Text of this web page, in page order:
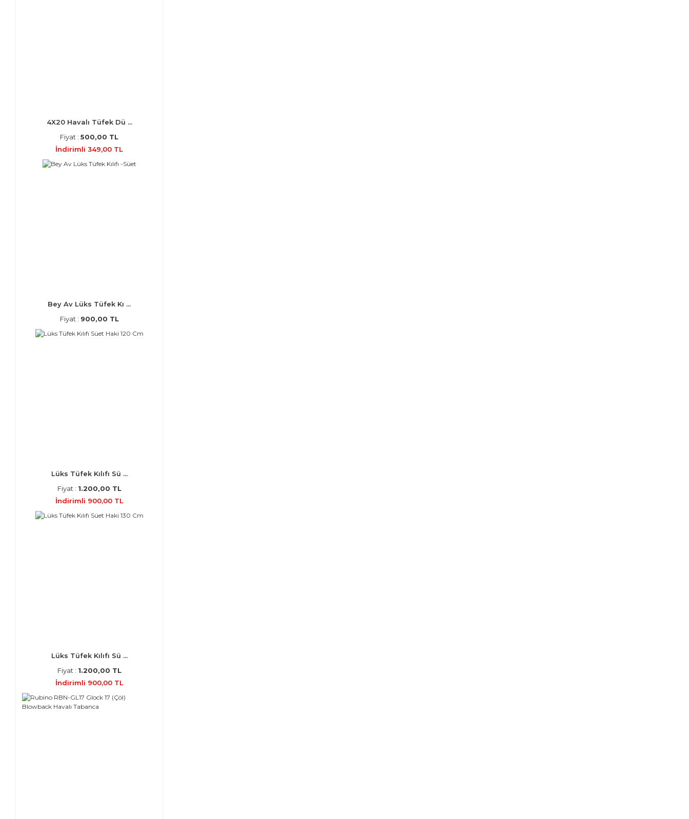
4X20 Havalı Tüfek Dü ...
Fiyat : 500,00 TL
İndirimli 349,00 TL
Bey Av Lüks Tüfek Kı ...
Fiyat : 900,00 TL
Lüks Tüfek Kılıfı Sü ...
Fiyat : 1.200,00 TL
İndirimli 900,00 TL
Lüks Tüfek Kılıfı Sü ...
Fiyat : 1.200,00 TL
İndirimli 900,00 TL